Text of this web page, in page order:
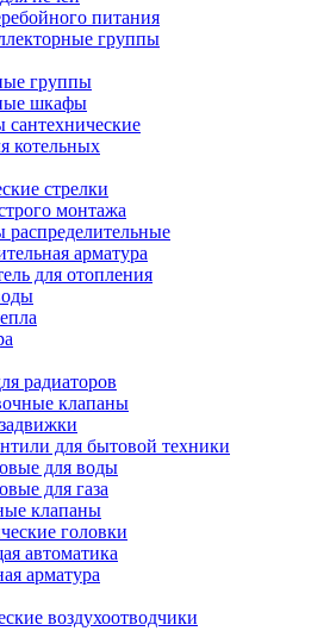
питания
группы
группы
шкафы
сантехнические
котельных
стрелки
монтажа
распределительные
арматура
для отопления
радиаторов
клапаны
для бытовой техники
для воды
для газа
клапаны
головки
автоматика
арматура
воздухоотводчики